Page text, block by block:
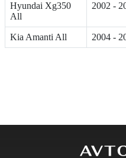
Hyundai Xg350
All
2002 -
Kia Amanti All 2004 -